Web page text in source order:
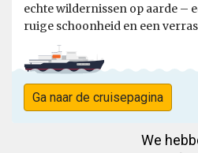
echte wildernissen op aarde –
ruige schoonheid en een
Ga naar de cruisepagina
We